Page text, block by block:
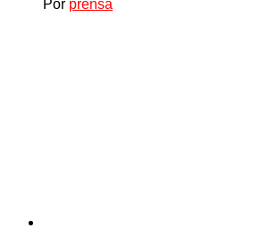
Por prensa